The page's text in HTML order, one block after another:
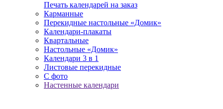
Печать календарей на заказ
Карманные
Перекидные настольные «Домик»
Календари-плакаты
Квартальные
Настольные «Домик»
Календари 3 в 1
Листовые перекидные
С фото
Настенные календари